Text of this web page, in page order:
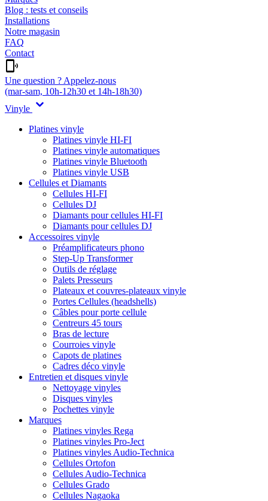
Blog : tests et conseils
Installations
Notre magasin
FAQ
Contact
Une question ? Appelez-nous
(mar-sam, 10h-12h30 et 14h-18h30)
Vinyle
Platines vinyle
Platines vinyle HI-FI
Platines vinyle automatiques
Platines vinyle Bluetooth
Platines vinyle USB
Cellules et Diamants
Cellules HI-FI
Cellules DJ
Diamants pour cellules HI-FI
Diamants pour cellules DJ
Accessoires vinyle
Préamplificateurs phono
Step-Up Transformer
Outils de réglage
Palets Presseurs
Plateaux et couvres-plateaux vinyle
Portes Cellules (headshells)
Câbles pour porte cellule
Centreurs 45 tours
Bras de lecture
Courroies vinyle
Capots de platines
Cadres déco vinyle
Entretien et disques vinyle
Nettoyage vinyles
Disques vinyles
Pochettes vinyle
Marques
Platines vinyles Rega
Platines vinyles Pro-Ject
Platines vinyles Audio-Technica
Cellules Ortofon
Cellules Audio-Technica
Cellules Grado
Cellules Nagaoka